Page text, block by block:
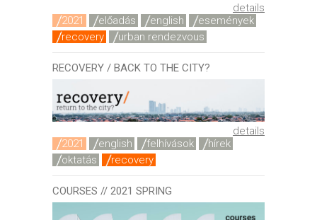
details
2021
előadás english
események
recovery
urban rendezvous
RECOVERY / BACK TO THE CITY?
details
2021
english felhívások
hírek
oktatás
recovery
COURSES // 2021 SPRING